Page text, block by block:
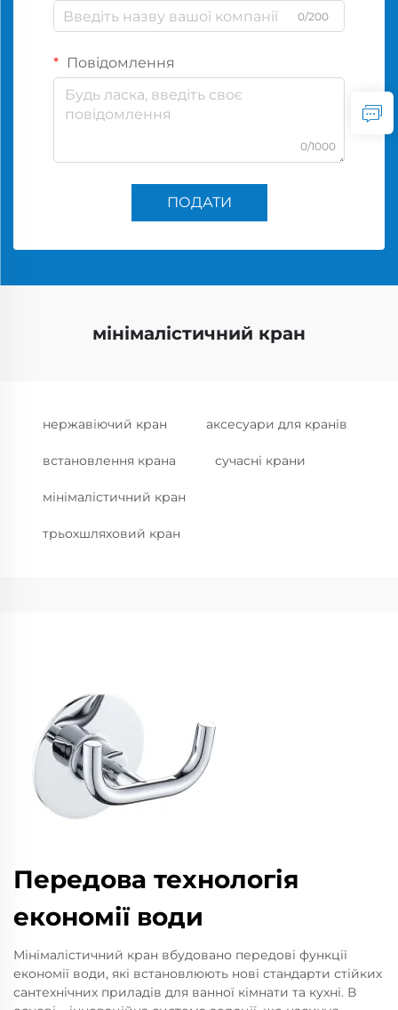
0/200
Повідомлення
0/1000
ПОДАТИ
мінімалістичний кран
нержавіючий кран аксесуари для кранів
встановлення крана сучасні крани
мінімалістичний кран
трьохшляховий кран
Передова технологія
економії води
Мінімалістичний кран вбудовано передові функції
економії води, які встановлюють нові стандарти стійких
сантехнічних приладів для ванної кімнати та кухні. В